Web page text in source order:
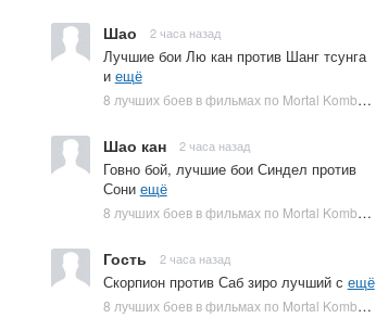
Шао 2 часа назад
Лучшие бои Лю кан против Шанг тсунга
и ещё
8 лучших боев в фильмах по Mortal Kombat: от «Смертельной битвы» до «Мортал Комбат 2» | Plugged In Ru
Шао кан 2 часа назад
Говно бой, лучшие бои Синдел против
Сони ещё
8 лучших боев в фильмах по Mortal Kombat: от «Смертельной битвы» до «Мортал Комбат 2» | Plugged In Ru
Гость 2 часа назад
Скорпион против Саб зиро лучший с ещё
8 лучших боев в фильмах по Mortal Kombat: от «Смертельной битвы» до «Мортал Комбат 2» | Plugged In Ru